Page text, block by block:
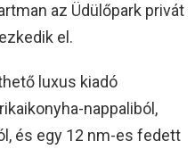
az Üdülőpark privát
el.
luxus kiadó
nappaliból,
és egy 12 nm-es fedett